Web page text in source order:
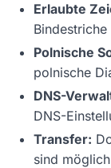
Erlaubte
Polnische
polnische
DNS-
DNS-
Transfer:
sind möglich